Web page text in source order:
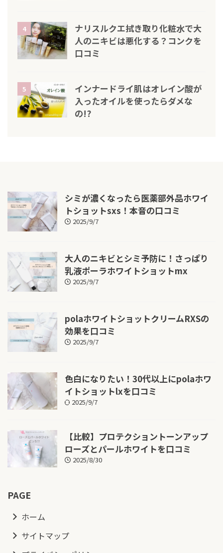
4
ナリスルクエ拭き取り化粧水で大
人のニキビは悪化する？コンクを
口コミ
5
インナードライ肌はオレイン酸が
入ったオイルを使ったらダメな
の!?
シミが濃くなったら医薬部外品ホワイ
トショットsxs！本音の口コミ
2025/9/7
大人のニキビとシミ予防に！さっぱり
乳液ポーラホワイトショットmx
2025/9/7
polaホワイトショットクリームRXSの
効果を口コミ
2025/9/7
色白になりたい！30代以上にpolaホワ
イトショットlxを口コミ
2025/9/7
【比較】プロテクショントーンアップ
ローズとパールホワイトを口コミ
2025/8/30
PAGE
ホーム
サイトマップ